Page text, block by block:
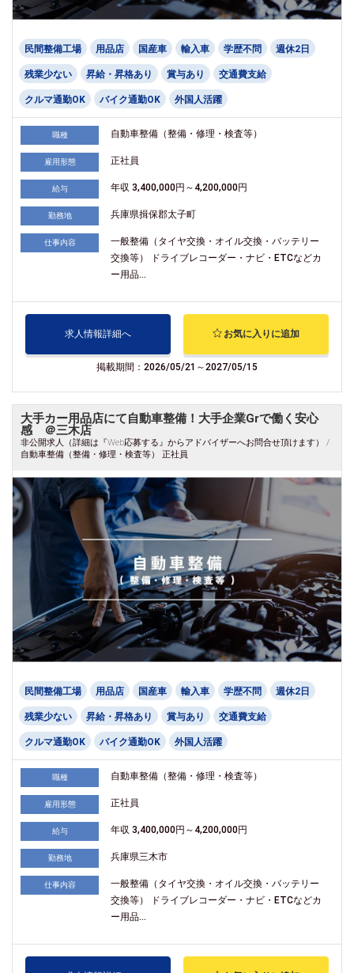
民間整備工場 用品店 国産車 輸入車 学歴不問 週休2日
残業少ない 昇給・昇格あり 賞与あり 交通費支給
クルマ通勤OK バイク通勤OK 外国人活躍
職種 自動車整備（整備・修理・検査等）
雇用形態 正社員
給与 年収 3,400,000円～4,200,000円
勤務地 兵庫県揖保郡太子町
仕事内容
一般整備（タイヤ交換・オイル交換・バッテリー
交換等） ドライブレコーダー・ナビ・ETCなどカ
ー用品...
求人情報詳細へ お気に入りに追加
掲載期間：2026/05/21～2027/05/15
大手カー用品店にて自動車整備！大手企業Grで働く安心
感 ＠三木店
非公開求人（詳細は『Web応募する』からアドバイザーへお問合せ頂けます） /
自動車整備（整備・修理・検査等） 正社員
民間整備工場 用品店 国産車 輸入車 学歴不問 週休2日
残業少ない 昇給・昇格あり 賞与あり 交通費支給
クルマ通勤OK バイク通勤OK 外国人活躍
職種 自動車整備（整備・修理・検査等）
雇用形態 正社員
給与 年収 3,400,000円～4,200,000円
勤務地 兵庫県三木市
仕事内容
一般整備（タイヤ交換・オイル交換・バッテリー
交換等） ドライブレコーダー・ナビ・ETCなどカ
ー用品...